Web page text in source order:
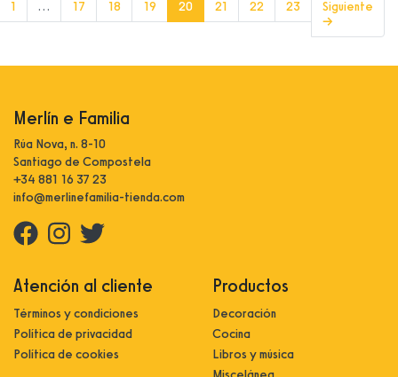
1 … 17 18 19 20(current)
21 22 23
Siguiente
→
Merlín e Familia
Rúa Nova, n. 8-10
Santiago de Compostela
+34 881 16 37 23
info@merlinefamilia-tienda.com
Atención al cliente
Términos y condiciones
Política de privacidad
Política de cookies
Productos
Decoración
Cocina
Libros y música